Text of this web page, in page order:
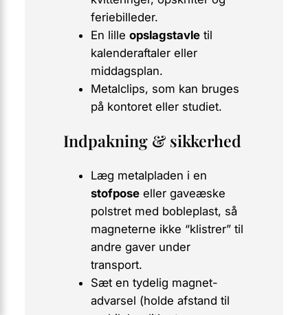
feriebilleder.
En lille opslagstavletil
kalenderaftaler eller
middagsplan.
Metalclips, som kan bruges
på kontoret eller studiet.
Indpakning & sikkerhed
Læg metalpladen i en
stofposeeller gaveæske
polstret med bobleplast, så
magneterne ikke “klistrer” til
andre gaver under
transport.
Sæt en tydelig magnet-
advarsel (holde afstand til